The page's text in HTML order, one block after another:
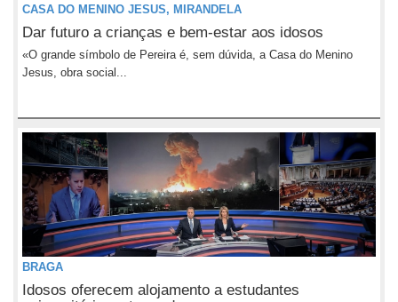
CASA DO MENINO JESUS, MIRANDELA
Dar futuro a crianças e bem-estar aos idosos
«O grande símbolo de Pereira é, sem dúvida, a Casa do Menino
Jesus, obra social...
BRAGA
Idosos oferecem alojamento a estudantes